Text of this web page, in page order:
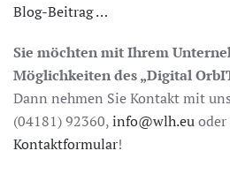
Blog-Beitrag …
Sie möchten mit Ihrem
Möglichkeiten des „Digital
Dann nehmen Sie Kontakt mit
(04181) 92360,info@wlh.euoder
Kontaktformular!